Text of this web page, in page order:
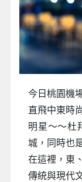
今日桃園機
直飛中東時
明星～～杜
城，同時也
在這裡，東
傳統與現代